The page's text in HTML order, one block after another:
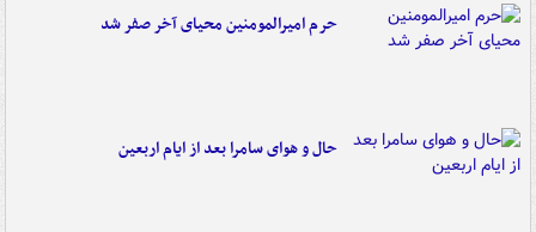
حرم امیرالمومنین محیای آخر صفر شد
حال و هوای سامرا بعد از ایام اربعین